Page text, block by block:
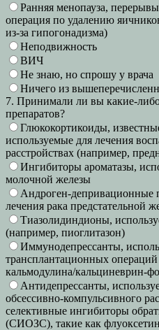
Ранняя менопауза,
операция по удалению
из-за гипогонадизма)
Неподвижность
ВИЧ
Не знаю, но спрошу у врача
Ничего из
7. Принимали ли вы какие-
препаратов?
Глюкокортикоиды,
используемые для лечения
расстройствах (например,
Ингибиторы ароматазы,
молочной железы
Андроген-депривационные
лечения рака предстательной
Тиазолидиндионы,
(например, пиоглитазон)
Иммунодепрессанты,
трансплантационных
кальмодулина/кальциневрин-
Антидепрессанты,
обсессивно-компульсивного
селективные ингибиторы
(СИОЗС), такие как